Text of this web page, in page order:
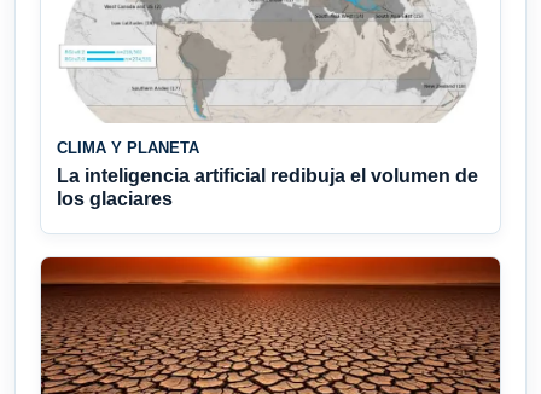
CLIMA Y PLANETA
La inteligencia artificial redibuja el volumen de
los glaciares